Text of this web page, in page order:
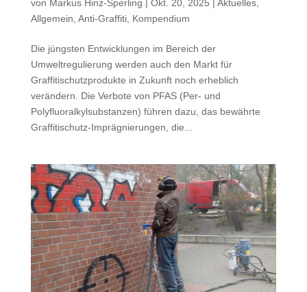
von Markus Hinz-Sperling | Okt. 20, 2025 | Aktuelles,
Allgemein Anti-Graffiti, Kompendium
Die jüngsten Entwicklungen im Bereich der
Umweltregulierung werden auch den Markt für
Graffitischutzprodukte in Zukunft noch erheblich
verändern. Die Verbote von PFAS (Per- und
Polyfluoralkylsubstanzen) führen dazu, das bewährte
Graffitischutz-Imprägnierungen, die...